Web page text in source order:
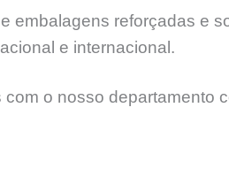
reforçadas e
e internacional.
o nosso departamento